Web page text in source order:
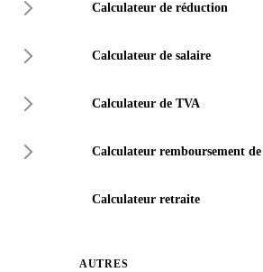
Calculateur de réduction
Calculateur de salaire
Calculateur de TVA
Calculateur remboursement de
Calculateur retraite
AUTRES